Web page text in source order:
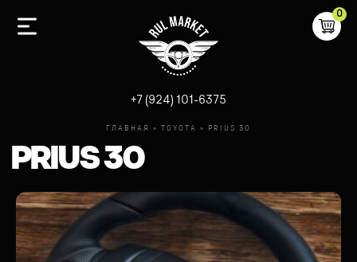
+7 (924) 101-6375
0
ГЛАВНАЯ » TOYOTA » PRIUS 30
PRIUS 30